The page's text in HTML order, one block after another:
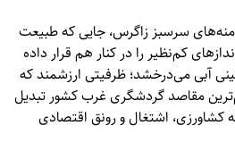
سرسبز زاگرس، جایی که طبیعت
کم‌نظیر را در کنار هم قرار داده
آبی می‌درخشد؛ ظرفیتی ارزشمند که
مقاصد گردشگری غرب کشور تبدیل
کشاورزی، اشتغال و رونق اقتصادی